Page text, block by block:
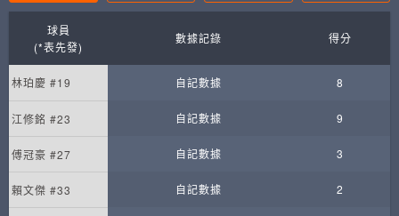
球員
(*表先發)
數據記錄 得分
林珀慶 #19 自記數據 8
江修銘 #23 自記數據 9
傅冠豪 #27 自記數據 3
賴文傑 #33 自記數據 2